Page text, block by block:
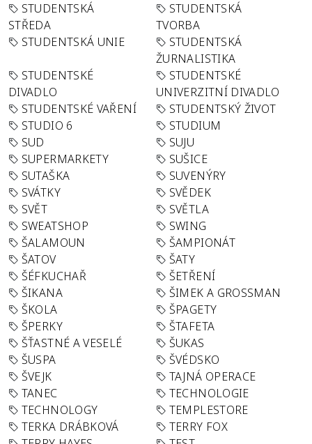
STUDENTSKÁ
STŘEDA
STUDENTSKÁ
TVORBA
STUDENTSKÁ UNIE
STUDENTSKÁ
ŽURNALISTIKA
STUDENTSKÉ
DIVADLO
STUDENTSKÉ
UNIVERZITNÍ DIVADLO
STUDENTSKÉ VAŘENÍ
STUDENTSKÝ ŽIVOT
STUDIO 6
STUDIUM
SUD
SUJU
SUPERMARKETY
SUŠICE
SUTAŠKA
SUVENÝRY
SVÁTKY
SVĚDEK
SVĚT
SVĚTLA
SWEATSHOP
SWING
ŠALAMOUN
ŠAMPIONÁT
ŠATOV
ŠATY
ŠÉFKUCHAŘ
ŠETŘENÍ
ŠIKANA
ŠIMEK A GROSSMAN
ŠKOLA
ŠPAGETY
ŠPERKY
ŠTAFETA
ŠŤASTNÉ A VESELÉ
ŠUKAS
ŠUSPA
ŠVÉDSKO
ŠVEJK
TAJNÁ OPERACE
TANEC
TECHNOLOGIE
TECHNOLOGY
TEMPLESTORE
TERKA DRÁBKOVÁ
TERRY FOX